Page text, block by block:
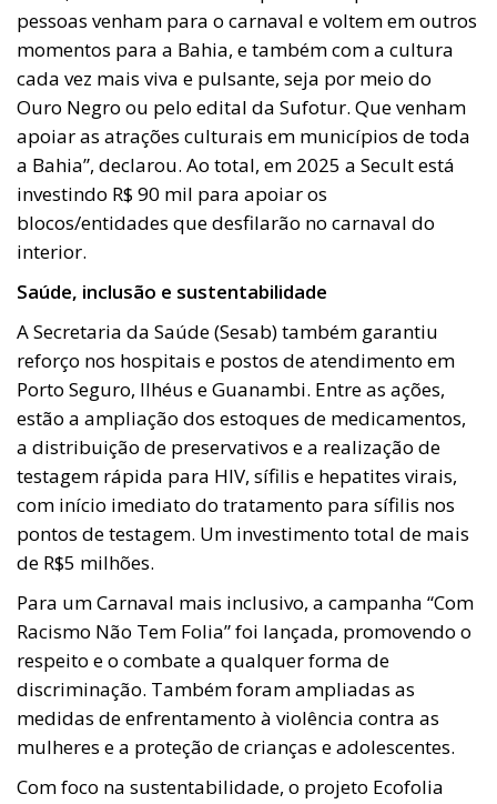
pessoas venham para o carnaval e voltem em outros
momentos para a Bahia, e também com a cultura
cada vez mais viva e pulsante, seja por meio do
Ouro Negro ou pelo edital da Sufotur. Que venham
apoiar as atrações culturais em municípios de toda
a Bahia”, declarou. Ao total, em 2025 a Secult está
investindo R$ 90 mil para apoiar os
blocos/entidades que desfilarão no carnaval do
interior.
Saúde, inclusão e sustentabilidade
A Secretaria da Saúde (Sesab) também garantiu
reforço nos hospitais e postos de atendimento em
Porto Seguro, Ilhéus e Guanambi. Entre as ações,
estão a ampliação dos estoques de medicamentos,
a distribuição de preservativos e a realização de
testagem rápida para HIV, sífilis e hepatites virais,
com início imediato do tratamento para sífilis nos
pontos de testagem. Um investimento total de mais
de R$5 milhões.
Para um Carnaval mais inclusivo, a campanha “Com
Racismo Não Tem Folia” foi lançada, promovendo o
respeito e o combate a qualquer forma de
discriminação. Também foram ampliadas as
medidas de enfrentamento à violência contra as
mulheres e a proteção de crianças e adolescentes.
Com foco na sustentabilidade, o projeto Ecofolia